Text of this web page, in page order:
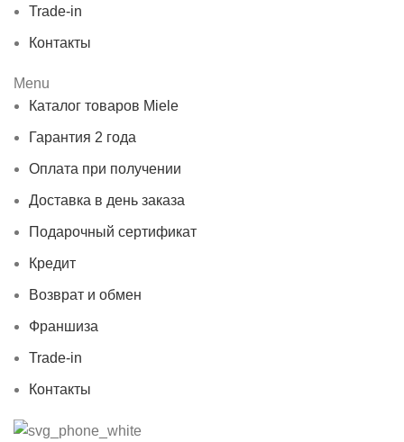
Trade-in
Контакты
Menu
Каталог товаров Miele
Гарантия 2 года
Оплата при получении
Доставка в день заказа
Подарочный сертификат
Кредит
Возврат и обмен
Франшиза
Trade-in
Контакты